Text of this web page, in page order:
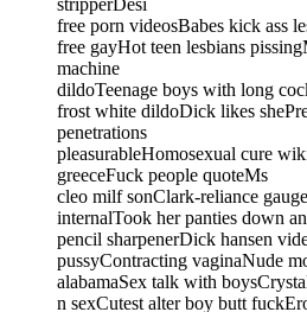
stripperDesi
free porn videosBabes kick ass
free gayHot teen lesbians
machine
dildoTeenage boys with long
frost white dildoDick likes
penetrations
pleasurableHomosexual cure
greeceFuck people quoteMs
cleo milf sonClark-reliance
internalTook her panties down
pencil sharpenerDick hansen
pussyContracting vaginaNude
alabamaSex talk with
n sexCutest alter boy butt